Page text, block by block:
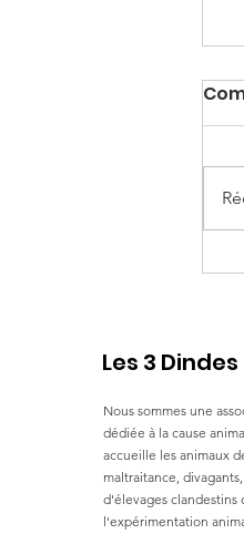
Les 3 Dindes
Nous sommes une
dédiée à la cause
accueille les animaux
maltraitance,
d'élevages clandestins
l'expérimentation